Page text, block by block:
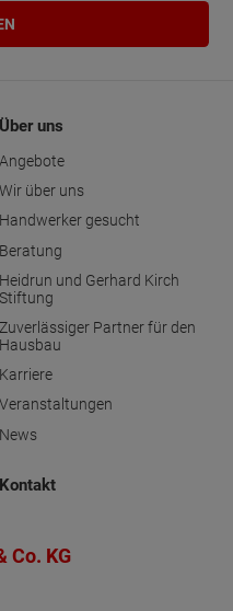
Über uns
Angebote
Wir über uns
Handwerker gesucht
Beratung
Heidrun und Gerhard Kirch
Stiftung
Zuverlässiger Partner für den
Hausbau
Karriere
Veranstaltungen
News
Kontakt
Co. KG